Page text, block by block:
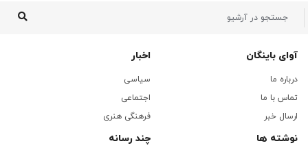
آوای باینگان
درباره ما
تماس با ما
ارسال خبر
اخبار
سیاسی
اجتماعی
فرهنگی هنری
نوشته ها چند رسانه